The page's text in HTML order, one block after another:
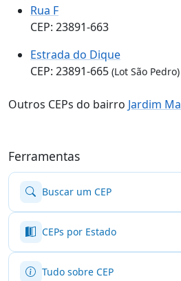
Rua F
CEP: 23891-663
Estrada do Dique
CEP: 23891-665 (Lot São Pedro)
Outros CEPs do bairro Jardim
Ferramentas
Buscar um CEP
CEPs por Estado
Tudo sobre CEP